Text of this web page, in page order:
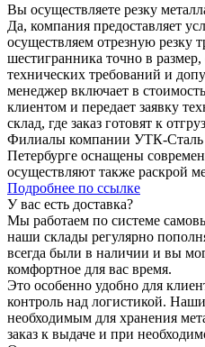
Вы осуществляете резку
Да, компания предоставляет
осуществляем отрезную резку
шестигранника точно в
технических требований и
менеджер включает в
клиентом и передает заявку
склад, где заказ готовят к
Филиалы компании УТК-Сталь
Петербурге оснащены
осуществляют также раскрой
Подробнее по ссылке
У вас есть доставка?
Мы работаем по системе
наши склады регулярно
всегда были в наличии и вы
комфортное для вас время.
Это особенно удобно для
контроль над логистикой. Наши
необходимым для хранения
заказ к выдаче и при